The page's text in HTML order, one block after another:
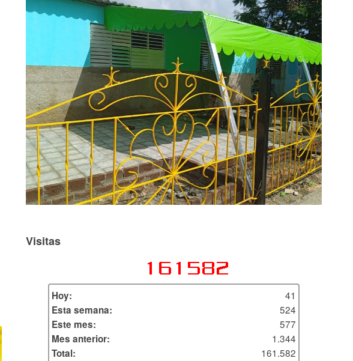
Visitas
Hoy:
41
Esta semana:
524
Este mes:
577
Mes anterior:
1.344
Total:
161.582